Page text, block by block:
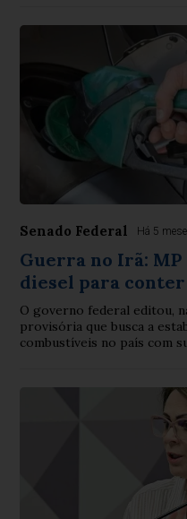
Senado Federal Há 5
Guerra no Irã:
diesel para
O governo federal editou,
provisória que busca a
combustíveis no país com